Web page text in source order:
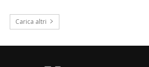
Carica altri